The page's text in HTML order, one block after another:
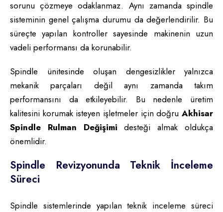
sorunu çözmeye odaklanmaz. Aynı zamanda spindle
sisteminin genel çalışma durumu da değerlendirilir. Bu
süreçte yapılan kontroller sayesinde makinenin uzun
vadeli performansı da korunabilir.
Spindle ünitesinde oluşan dengesizlikler yalnızca
mekanik parçaları değil aynı zamanda takım
performansını da etkileyebilir. Bu nedenle üretim
kalitesini korumak isteyen işletmeler için doğru Akhisar
Spindle Rulman Değişimi desteği almak oldukça
önemlidir.
Spindle Revizyonunda Teknik İnceleme
Süreci
Spindle sistemlerinde yapılan teknik inceleme süreci